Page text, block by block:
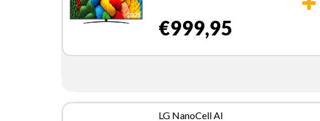
WebOS 25
€999,95
LG NanoCell AI